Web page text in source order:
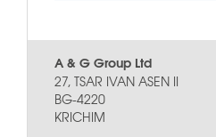
A & G Group Ltd
27, TSAR IVAN ASEN II
BG-4220
KRICHIM